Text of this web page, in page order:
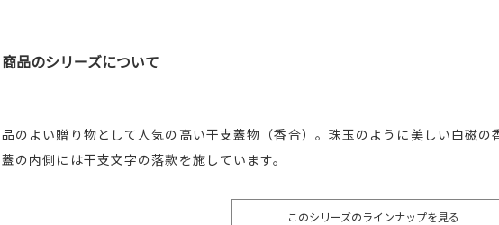
商品のシリーズについて
品のよい贈り物として人気の高い干支蓋物（香合）。珠玉のように美しい白磁の
蓋の内側には干支文字の落款を施しています。
このシリーズのラインナップを見る